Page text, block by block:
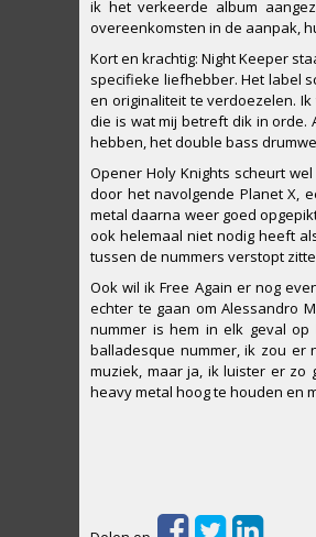
ik het verkeerde album
overeenkomsten in de aanpak,
Kort en krachtig: Night Keeper
specifieke liefhebber. Het label
en originaliteit te verdoezelen.
die is wat mij betreft dik in orde.
hebben, het double bass
Opener Holy Knights scheurt
door het navolgende Planet X,
metal daarna weer goed
ook helemaal niet nodig heeft
tussen de nummers verstopt
Ook wil ik Free Again er nog
echter te gaan om Alessandro
nummer is hem in elk geval
balladesque nummer, ik zou er
muziek, maar ja, ik luister er zo
heavy metal hoog te houden en